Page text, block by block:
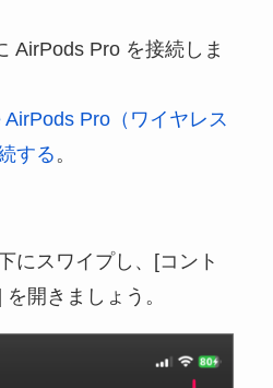
AirPods Pro を接続しま
Pro（ワイヤレス
する。
にスワイプし、[コント
開きましょう。